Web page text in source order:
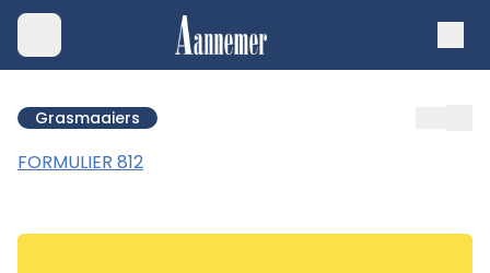
Grasmaaiers
FORMULIER 812